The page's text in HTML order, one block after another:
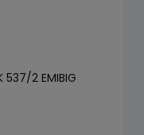
537/2 EMIBIG